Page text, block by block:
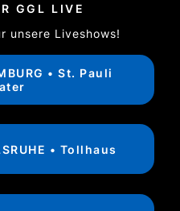
GGL LIVE
unsere Liveshows!
• St. Pauli
• Tollhaus